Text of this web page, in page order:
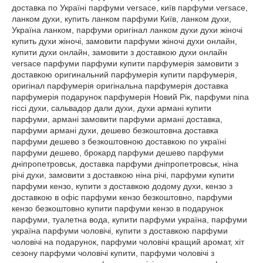
доставка по Україні парфуми versace, київ парфуми versace,
ланком духи, купить ланком парфуми Київ, ланком духи,
Україна ланком, парфуми оригінал ланком духи духи жіночі
купить духи жіночі, замовити парфуми жіночі духи онлайн,
купити духи онлайн, замовити з доставкою духи онлайн
versace парфуми парфуми купити парфумерія замовити з
доставкою оригинальний парфумерія купити парфумерія,
оригінал парфумерія оригінальна парфумерія доставка
парфумерія подарунок парфумерія Новий Рік, парфуми nina
ricci духи, сальвадор дали духи, духи армані купити
парфуми, армані замовити парфуми армані доставка,
парфуми армані духи, дешево безкоштовна доставка
парфуми дешево з безкоштовною доставкою по україні
парфуми дешево, брокард парфуми дешево парфуми
дніпропетровськ, доставка парфуми дніпропетровськ, ніна
річі духи, замовити з доставкою ніна річі, парфуми купити
парфуми кензо, купити з доставкою додому духи, кензо з
доставкою в офіс парфуми кензо безкоштовно, парфуми
кензо безкоштовно купити парфуми кензо в подарунок
парфуми, туалетна вода, купити парфуми україна, парфуми
україна парфуми чоловічі, купити з доставкою парфуми
чоловічі на подарунок, парфуми чоловічі кращий аромат, хіт
сезону парфуми чоловічі купити, парфуми чоловічі з